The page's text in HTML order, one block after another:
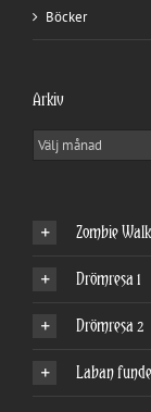
Böcker
Arkiv
Arkiv
Zombie Walk
Drömresa 1
Drömresa 2
Laban